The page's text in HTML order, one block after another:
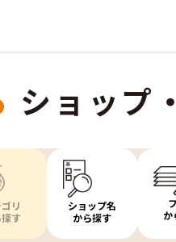
ショップ
リ
す
ショップ名
から探す
か